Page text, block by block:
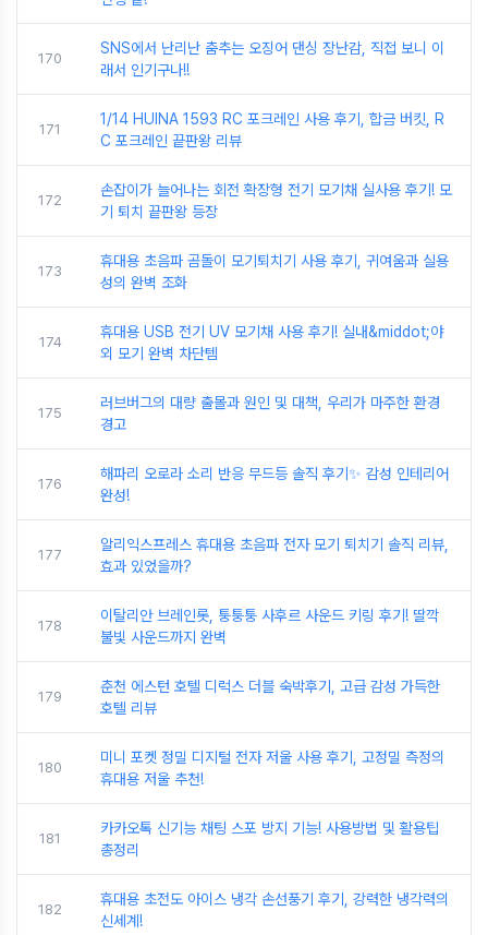
170
SNS에서 난리난 춤추는 오징어 댄싱 장난감, 직접 보니 이
래서 인기구나!!
171
1/14 HUINA 1593 RC 포크레인 사용 후기, 합금 버킷, R
C 포크레인 끝판왕 리뷰
172
손잡이가 늘어나는 회전 확장형 전기 모기채 실사용 후기! 모
기 퇴치 끝판왕 등장
173
휴대용 초음파 곰돌이 모기퇴치기 사용 후기, 귀여움과 실용
성의 완벽 조화
174
휴대용 USB 전기 UV 모기채 사용 후기! 실내&middot;야
외 모기 완벽 차단템
175
러브버그의 대량 출몰과 원인 및 대책, 우리가 마주한 환경
경고
176
해파리 오로라 소리 반응 무드등 솔직 후기✨ 감성 인테리어
완성!
177
알리익스프레스 휴대용 초음파 전자 모기 퇴치기 솔직 리뷰,
효과 있었을까?
178
이탈리안 브레인롯, 퉁퉁퉁 사후르 사운드 키링 후기! 딸깍
불빛 사운드까지 완벽
179
춘천 에스턴 호텔 디럭스 더블 숙박후기, 고급 감성 가득한
호텔 리뷰
180
미니 포켓 정밀 디지털 전자 저울 사용 후기, 고정밀 측정의
휴대용 저울 추천!
181
카카오톡 신기능 채팅 스포 방지 기능! 사용방법 및 활용팁
총정리
182
휴대용 초전도 아이스 냉각 손선풍기 후기, 강력한 냉각력의
신세계!